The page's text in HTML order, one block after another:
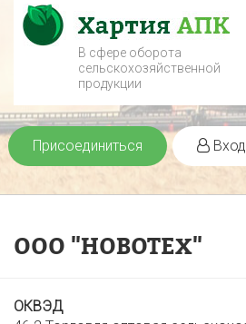
В сфере оборота
сельскохозяйственной
продукции
Присоединиться Вход
ООО "НОВОТЕХ"
ОКВЭД